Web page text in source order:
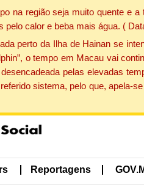
na região seja muito quente e
calor e beba mais água. (
perto da Ilha de Hainan se
o tempo em Macau vai
pelas elevadas
sistema, pelo que, apela-
Reportagens